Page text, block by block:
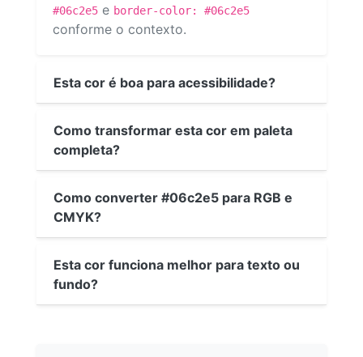
#06c2e5 e border-color: #06c2e5
conforme o contexto.
Esta cor é boa para acessibilidade?
Como transformar esta cor em paleta
completa?
Como converter #06c2e5 para RGB e
CMYK?
Esta cor funciona melhor para texto ou
fundo?